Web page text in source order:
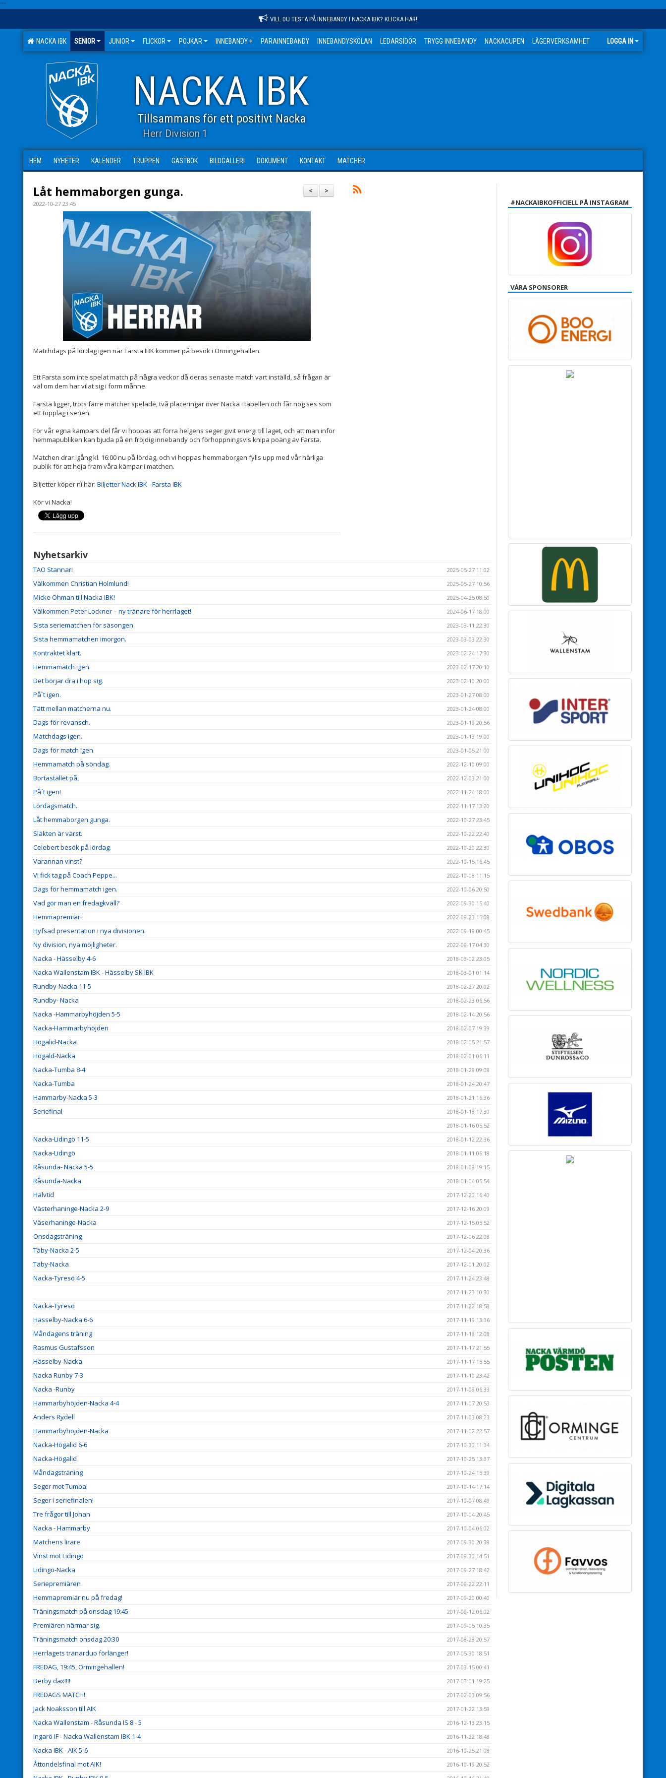
""
VILL DU TESTA PÅ INNEBANDY I NACKA IBK? KLICKA HÄR!
NACKA IBK SENIOR JUNIOR FLICKOR POJKAR INNEBANDY + PARAINNEBANDY INNEBANDYSKOLAN LEDARSIDOR TRYGG INNEBANDY NACKACUPEN LÄGERVERKSAMHET LOGGA IN
NACKA IBK
Tillsammans för ett positivt Nacka
Herr Division 1
HEM NYHETER KALENDER TRUPPEN GÄSTBOK BILDGALLERI DOKUMENT KONTAKT MATCHER
>
<
Låt hemmaborgen gunga.
2022-10-27 23:45
Matchdags på lördag igen när Farsta IBK kommer på besök i Ormingehallen.
Ett Farsta som inte spelat match på några veckor då deras senaste match vart inställd, så frågan är
väl om dem har vilat sig i form månne.
Farsta ligger, trots färre matcher spelade, två placeringar över Nacka i tabellen och får nog ses som
ett topplag i serien.
För vår egna kämpars del får vi hoppas att förra helgens seger givit energi till laget, och att man inför
hemmapubliken kan bjuda på en fröjdig innebandy och förhoppningsvis knipa poäng av Farsta.
Matchen drar igång kl. 16:00 nu på lördag, och vi hoppas hemmaborgen fylls upp med vår härliga
publik för att heja fram våra kämpar i matchen.
Biljetter köper ni här: Biljetter Nack IBK -Farsta IBK
Kör vi Nacka!
Nyhetsarkiv
TAO Stannar! 2025-05-27 11:02
Välkommen Christian Holmlund! 2025-05-27 10:56
Micke Öhman till Nacka IBK! 2025-04-25 08:50
Välkommen Peter Lockner – ny tränare för herrlaget! 2024-06-17 18:00
Sista seriematchen för säsongen. 2023-03-11 22:30
Sista hemmamatchen imorgon. 2023-03-03 22:30
Kontraktet klart. 2023-02-24 17:30
Hemmamatch igen. 2023-02-17 20:10
Det börjar dra i hop sig. 2023-02-10 20:00
På´t igen. 2023-01-27 08:00
Tätt mellan matcherna nu. 2023-01-24 08:00
Dags för revansch. 2023-01-19 20:56
Matchdags igen. 2023-01-13 19:00
Dags för match igen. 2023-01-05 21:00
Hemmamatch på söndag. 2022-12-10 09:00
Bortastället på, 2022-12-03 21:00
På´t igen! 2022-11-24 18:00
Lördagsmatch. 2022-11-17 13:20
Låt hemmaborgen gunga. 2022-10-27 23:45
Släkten är värst. 2022-10-22 22:40
Celebert besök på lördag. 2022-10-20 22:30
Varannan vinst? 2022-10-15 16:45
Vi fick tag på Coach Peppe... 2022-10-08 11:15
Dags för hemmamatch igen. 2022-10-06 20:50
Vad gör man en fredagkväll? 2022-09-30 15:40
Hemmapremiär! 2022-09-23 15:08
Hyfsad presentation i nya divisionen. 2022-09-18 00:45
Ny division, nya möjligheter. 2022-09-17 04:30
Nacka - Hässelby 4-6 2018-03-02 23:05
Nacka Wallenstam IBK - Hässelby SK IBK 2018-03-01 01:14
Rundby-Nacka 11-5 2018-02-27 20:02
Rundby- Nacka 2018-02-23 06:56
Nacka -Hammarbyhöjden 5-5 2018-02-14 20:56
Nacka-Hammarbyhöjden 2018-02-07 19:39
Högalid-Nacka 2018-02-05 21:57
Högald-Nacka 2018-02-01 06:11
Nacka-Tumba 8-4 2018-01-28 09:08
Nacka-Tumba 2018-01-24 20:47
Hammarby-Nacka 5-3 2018-01-21 16:36
Seriefinal
2018-01-18 17:30
2018-01-16 05:52
Nacka-Lidingö 11-5 2018-01-12 22:36
Nacka-Lidingö 2018-01-11 06:18
Råsunda- Nacka 5-5 2018-01-08 19:15
Råsunda-Nacka 2018-01-04 05:54
Halvtid 2017-12-20 16:40
Västerhaninge-Nacka 2-9 2017-12-16 20:09
Väserhaninge-Nacka 2017-12-15 05:52
Onsdagsträning 2017-12-06 22:08
Täby-Nacka 2-5 2017-12-04 20:36
Täby-Nacka 2017-12-01 20:02
Nacka-Tyresö 4-5
2017-11-24 23:48
2017-11-23 10:30
Nacka-Tyresö 2017-11-22 18:58
Hässelby-Nacka 6-6 2017-11-19 13:36
Måndagens träning 2017-11-18 12:08
Rasmus Gustafsson 2017-11-17 21:55
Hässelby-Nacka 2017-11-17 15:55
Nacka Runby 7-3 2017-11-10 23:42
Nacka -Runby 2017-11-09 06:33
Hammarbyhöjden-Nacka 4-4 2017-11-07 20:53
Anders Rydell 2017-11-03 08:23
Hammarbyhöjden-Nacka 2017-11-02 22:57
Nacka-Högalid 6-6 2017-10-30 11:34
Nacka-Högalid 2017-10-25 13:37
Måndagsträning 2017-10-24 15:39
Seger mot Tumba! 2017-10-14 17:14
Seger i seriefinalen! 2017-10-07 08:49
Tre frågor till Johan 2017-10-04 20:45
Nacka - Hammarby 2017-10-04 06:02
Matchens lirare 2017-09-30 20:38
Vinst mot Lidingö 2017-09-30 14:51
Lidingö-Nacka 2017-09-27 18:42
Seriepremiären 2017-09-22 22:11
Hemmapremiär nu på fredag! 2017-09-20 00:40
Träningsmatch på onsdag 19:45 2017-09-12 06:02
Premiären närmar sig. 2017-09-05 10:35
Träningsmatch onsdag 20:30 2017-08-28 20:57
Herrlagets tränarduo förlänger! 2017-05-30 18:51
FREDAG, 19:45, Ormingehallen! 2017-03-15 00:41
Derby dax!!!! 2017-03-01 19:25
FREDAGS MATCH! 2017-02-03 09:56
Jack Noaksson till AIK 2017-01-22 13:59
Nacka Wallenstam - Råsunda IS 8 - 5 2016-12-13 23:15
Ingarö IF - Nacka Wallenstam IBK 1-4 2016-11-22 18:48
Nacka IBK - AIK 5-6 2016-10-25 21:08
Åttondelsfinal mot AIK! 2016-10-19 20:52
#NACKAIBKOFFICIELL PÅ INSTAGRAM
VÅRA SPONSORER